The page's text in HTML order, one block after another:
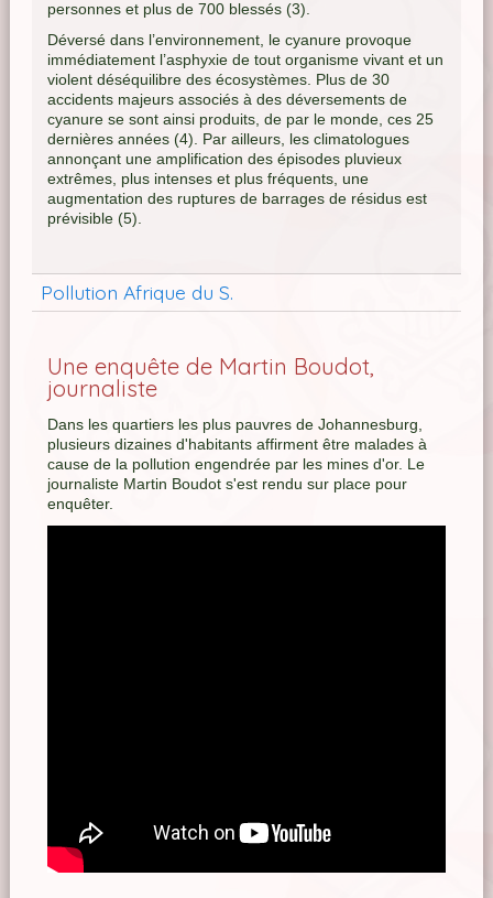
personnes et plus de 700 blessés (3).
Déversé dans l’environnement, le cyanure provoque
immédiatement l’asphyxie de tout organisme vivant et un
violent déséquilibre des écosystèmes. Plus de 30
accidents majeurs associés à des déversements de
cyanure se sont ainsi produits, de par le monde, ces 25
dernières années (4). Par ailleurs, les climatologues
annonçant une amplification des épisodes pluvieux
extrêmes, plus intenses et plus fréquents, une
augmentation des ruptures de barrages de résidus est
prévisible (5).
Pollution Afrique du S.
Une enquête de Martin Boudot,
journaliste
Dans les quartiers les plus pauvres de Johannesburg,
plusieurs dizaines d'habitants affirment être malades à
cause de la pollution engendrée par les mines d'or. Le
journaliste Martin Boudot s'est rendu sur place pour
enquêter.